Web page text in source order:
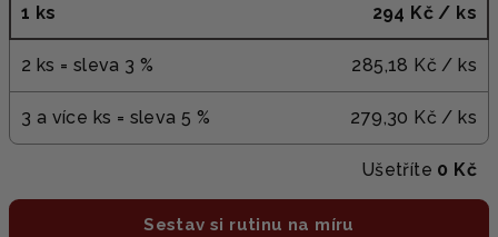
1 ks 294 Kč / ks
2 ks = sleva 3 % 285,18 Kč / ks
3 a více ks = sleva 5 % 279,30 Kč / ks
Ušetříte 0 Kč
Sestav si rutinu na míru